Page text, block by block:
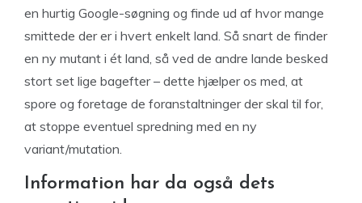
en hurtig Google-søgning og finde ud af hvor mange
smittede der er i hvert enkelt land. Så snart de finder
en ny mutant i ét land, så ved de andre lande besked
stort set lige bagefter – dette hjælper os med, at
spore og foretage de foranstaltninger der skal til for,
at stoppe eventuel spredning med en ny
variant/mutation.
Information har da også dets